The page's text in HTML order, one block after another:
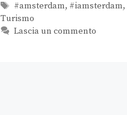
#amsterdam, #iamsterdam,
Turismo
Lascia un commento